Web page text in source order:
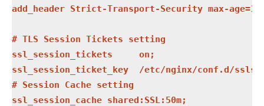
add_header Strict-Transport-Security max-
# TLS Session Tickets setting
ssl_session_tickets     on;
ssl_session_ticket_key  /etc/nginx/conf.d/
# Session Cache setting
ssl_session_cache shared:SSL:50m;